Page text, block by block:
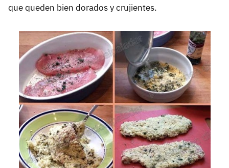
que queden bien dorados y crujientes.